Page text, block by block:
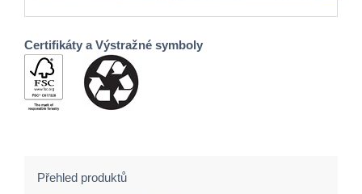
Certifikáty a Výstražné symboly
Přehled produktů